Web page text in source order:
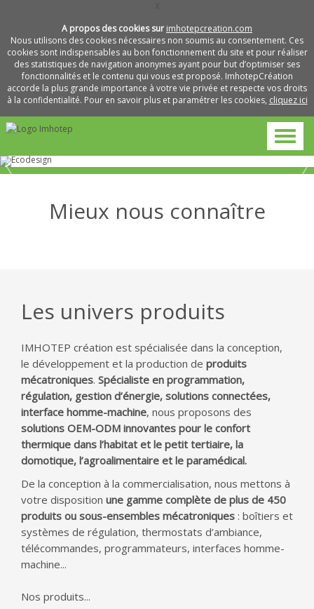
A propos des cookies sur imhotepcreation.com
Nous utilisons des cookies nécessaires non soumis au consentement. Ces
cookies sont indispensables au bon fonctionnement du site et pour réaliser
des statistiques de navigation anonymes ayant pour but d’optimiser ses
fonctionnalités et le contenu qui vous est proposé. ImhotepCréation
accorde la plus grande importance à votre vie privée et respecte vos droits
à la confidentialité. Pour en savoir plus et paramétrer les cookies, cliquez ici
Mieux nous connaître
Métiers
Les univers produits
IMHOTEP création est spécialisée dans la conception,
le développement et la production de produits
mécatroniques. Spécialiste en programmation,
régulation, gestion d’énergie, solutions connectées,
interface homme-machine, nous proposons des
solutions OEM-ODM innovantes pour le confort
thermique dans l’habitat et le petit tertiaire, la
domotique, l’agroalimentaire et le paramédical.
De la conception à la commercialisation, nous mettons à
votre disposition une gamme complète de plus de 450
produits ou sous-ensembles mécatroniques : boîtiers et
systèmes de régulation, thermostats d’ambiance,
télécommandes, programmateurs, interfaces homme-
machine...
Nos produits...